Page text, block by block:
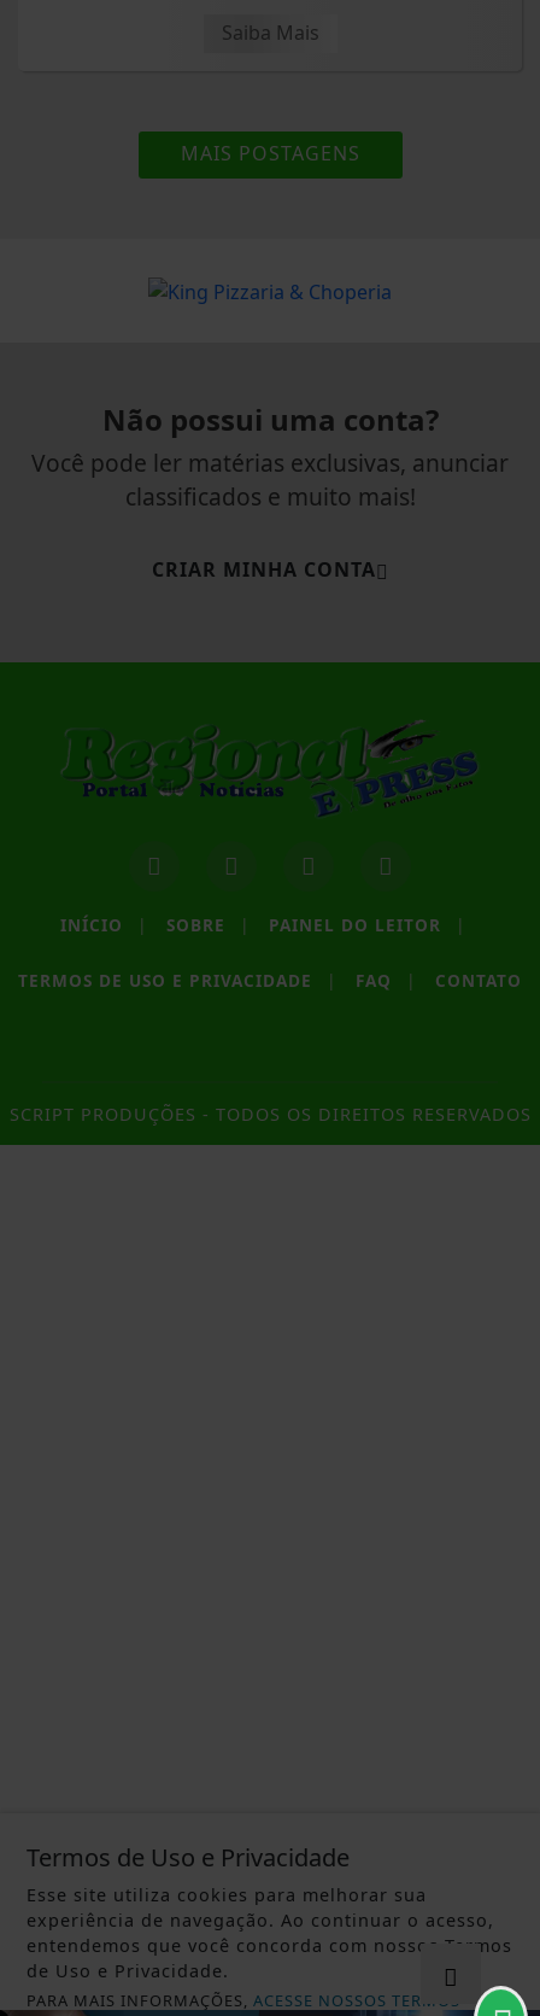
Saiba Mais
MAIS POSTAGENS
Não possui uma conta?
Você pode ler matérias exclusivas, anunciar
classificados e muito mais!
CRIAR MINHA CONTA
INÍCIO | SOBRE | PAINEL DO LEITOR |
TERMOS DE USO E PRIVACIDADE | FAQ | CONTATO
SCRIPT PRODUÇÕES - TODOS OS DIREITOS RESERVADOS
Termos de Uso e Privacidade
Esse site utiliza cookies para melhorar sua
experiência de navegação. Ao continuar o acesso,
entendemos que você concorda com nossos Termos
de Uso e Privacidade.
PARA MAIS INFORMAÇÕES,ACESSE NOSSOS TERMOS